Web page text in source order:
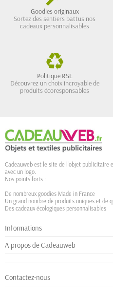
Goodies originaux
Sortez des sentiers battus nos
cadeaux personnalisables
Politique RSE
Découvrez un choix incroyable de
produits écoresponsables
Cadeauweb est le site de l'objet publicitaire
avec un logo.
Nos points forts :
De nombreux goodies Made in France
Un grand nombre de produits uniques et de
Des cadeaux écologiques personnalisables
Informations
A propos de Cadeauweb
Contactez-nous